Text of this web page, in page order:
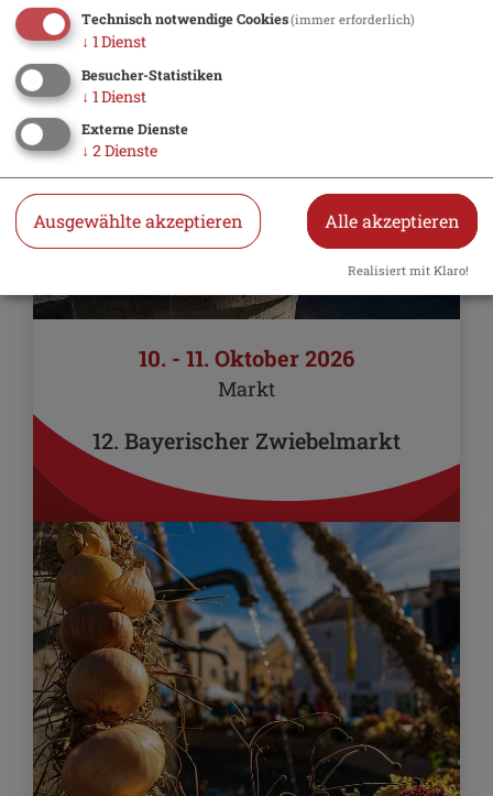
Tipp
10. - 11. Oktober 2026
Markt
12. Bayerischer Zwiebelmarkt
Technisch notwendige Cookies(immer erforderlich)
↓ 1 Dienst
Besucher-Statistiken
↓ 1 Dienst
Externe Dienste
↓ 2Dienste
Ausgewählte akzeptieren Alle akzeptieren
Realisiert mit Klaro!